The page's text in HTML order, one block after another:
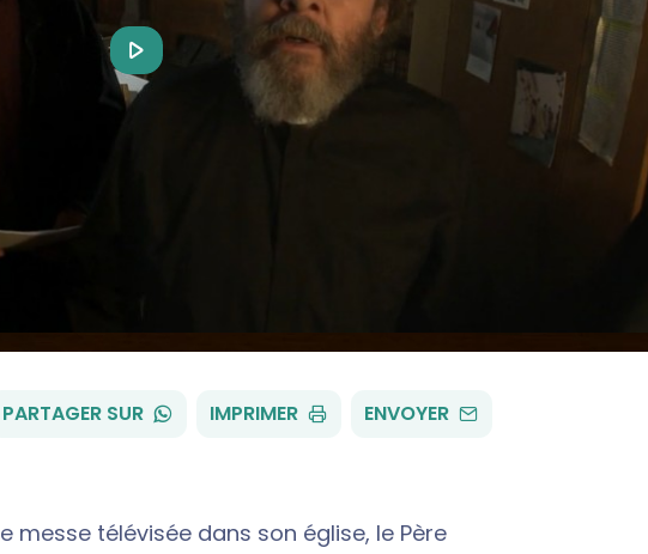
Play
PARTAGER SUR WHATSAPP
IMPRIMER ENVOYER PAR
messe télévisée dans son église, le Père